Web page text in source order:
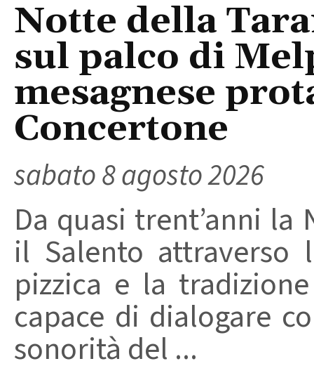
Notte della
sul palco di
mesagnese
Concertone
sabato 8 agosto 2026
Da quasi trent’anni
il Salento attraverso
pizzica e la
capace di dialogare
sonorità del ...